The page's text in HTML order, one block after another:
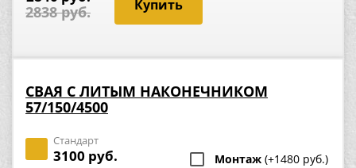
2838 руб.
СВАЯ С ЛИТЫМ НАКОНЕЧНИКОМ
57/150/4500
Стандарт
3100 руб. Монтаж (+1480 руб.)